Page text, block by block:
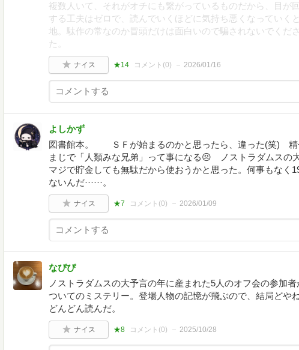
複数人いて、それがオチにも繋がっているものだから、目が
する工夫はゼロで、読んでいくほどに気持ち悪くなっていく
地。駄作の常なのか冒頭だけは面白いので騙されないでくだ
た。
ナイス ★14 コメント(0) 2026/01/16
よしかず
図書館本。 ＳＦが始まるのかと思ったら、違った(笑) 精
まじで「人類みな兄弟」って事になる😣 ノストラダムスの
マジで貯金しても無駄だから使おうかと思った。何事もなく
ないんだ······。
ナイス ★7 コメント(0) 2026/01/09
なぴぴ
ノストラダムスの大予言の年に産まれた5人のオフ会の参加
ついてのミステリー。登場人物の記憶が飛ぶので、結局どや
どんどん読んだ。
ナイス ★8 コメント(0) 2025/10/28